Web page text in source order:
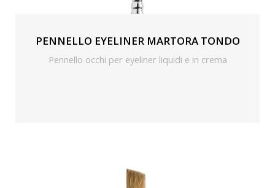
PENNELLO EYELINER MARTORA TONDO
Pennello occhi per eyeliner liquidi e in crema